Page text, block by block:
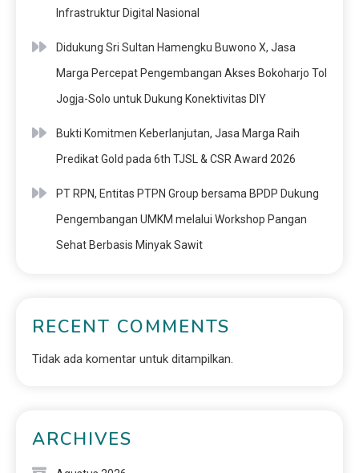
Infrastruktur Digital Nasional
Didukung Sri Sultan Hamengku Buwono X, Jasa
Marga Percepat Pengembangan Akses Bokoharjo Tol
Jogja-Solo untuk Dukung Konektivitas DIY
Bukti Komitmen Keberlanjutan, Jasa Marga Raih
Predikat Gold pada 6th TJSL & CSR Award 2026
PT RPN, Entitas PTPN Group bersama BPDP Dukung
Pengembangan UMKM melalui Workshop Pangan
Sehat Berbasis Minyak Sawit
RECENT COMMENTS
Tidak ada komentar untuk ditampilkan.
ARCHIVES